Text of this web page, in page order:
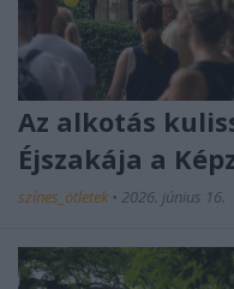
Az alkotás
Éjszakája a
színes_ötletek • 2026. június 16.